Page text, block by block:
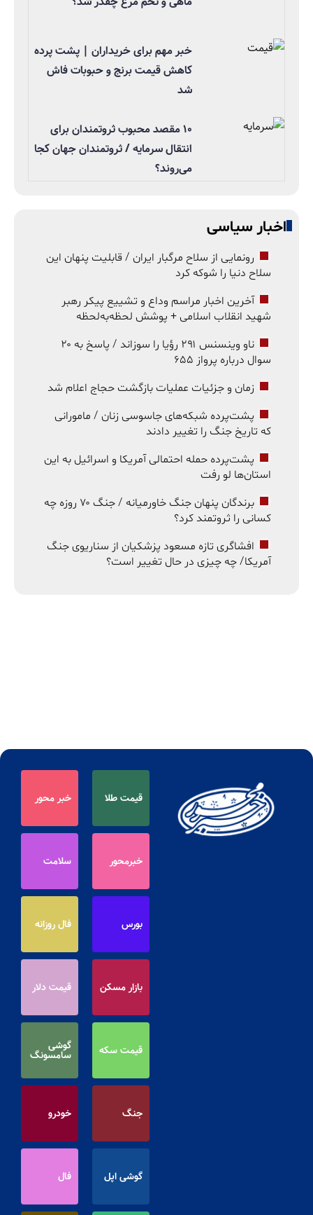
خبر مهم برای خریداران | پشت پرده
کاهش قیمت برنج و حبوبات فاش
شد
۱۰ مقصد محبوب ثروتمندان برای
انتقال سرمایه / ثروتمندان جهان کجا
می‌روند؟
اخبار سیاسی
رونمایی از سلاح مرگبار ایران / قابلیت پنهان این
سلاح دنیا را شوکه کرد
آخرین اخبار مراسم وداع و تشییع پیکر رهبر
شهید انقلاب اسلامی + پوشش لحظه‌به‌لحظه
ناو وینسنس ۲۹۱ رؤیا را سوزاند / پاسخ به ۲۰
سوال درباره پرواز ۶۵۵
زمان و جزئیات عملیات بازگشت حجاج اعلام شد
پشت‌پرده شبکه‌های جاسوسی زنان / مامورانی
که تاریخ جنگ را تغییر دادند
پشت‌پرده حمله احتمالی آمریکا و اسرائیل به این
استان‌ها لو رفت
برندگان پنهان جنگ خاورمیانه / جنگ ۷۰ روزه چه
کسانی را ثروتمند کرد؟
افشاگری تازه مسعود پزشکیان از سناریوی جنگ
آمریکا/ چه چیزی در حال تغییر است؟
قیمت طلا خبر محور
خبرمحور سلامت
بورس فال روزانه
بازار مسکن قیمت دلار
قیمت سکه گوشی
سامسونگ
جنگ خودرو
گوشی اپل فال